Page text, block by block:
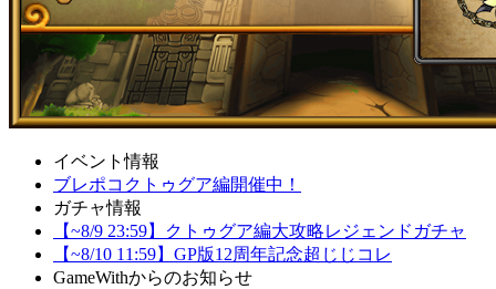
イベント情報
ブレポコクトゥグア編開催中！
ガチャ情報
【~8/9 23:59】クトゥグア編大攻略レジェンドガチャ
【~8/10 11:59】GP版12周年記念超じじコレ
GameWithからのお知らせ